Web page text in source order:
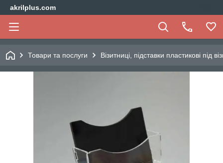
akrilplus.com
Товари та послуги Візитниці, підставки пластикові під